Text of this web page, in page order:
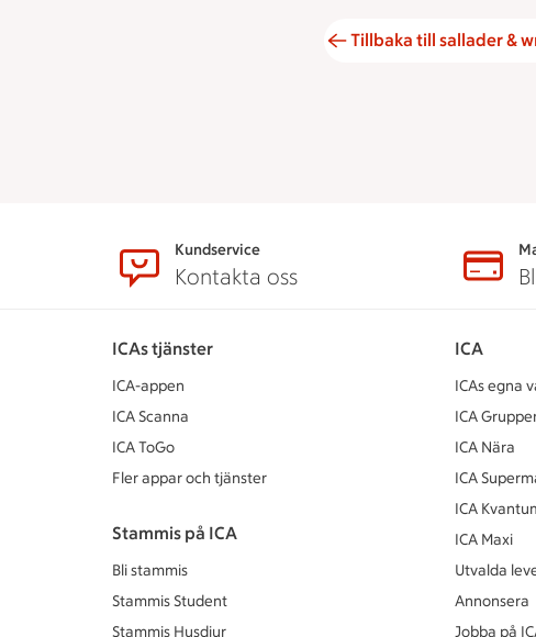
Tillbaka till sallader &
Kundservice
Kontakta oss
ICAs tjänster
ICA-appen
ICA Scanna
ICA ToGo
Fler appar och tjänster
Stammis på ICA
Bli stammis
Stammis Student
Stammis Husdjur
ICA
ICAs egna
ICA
ICA Nära
ICA
ICA
ICA Maxi
Utvalda
Annonsera
Jobba på